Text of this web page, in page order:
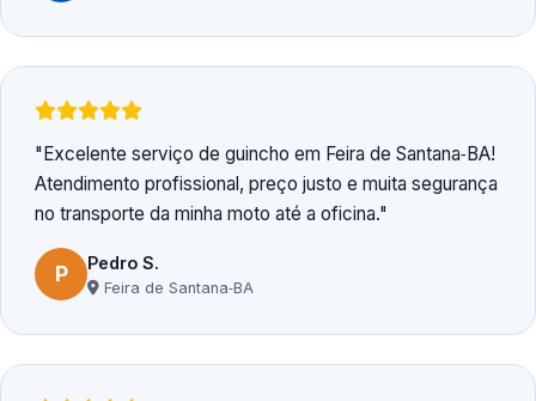
Excelente serviço de guincho em Feira de Santana‑BA!
Atendimento profissional, preço justo e muita segurança
no transporte da minha moto até a oficina.
P Pedro S.
Feira de Santana‑BA